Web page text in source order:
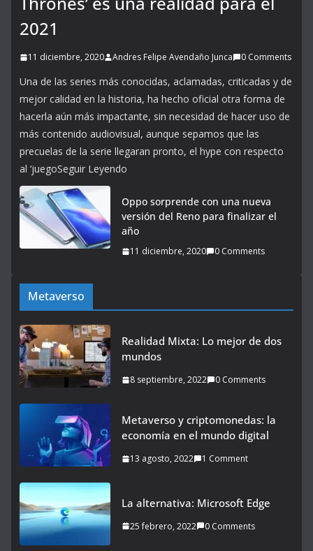
2021
11 diciembre, 2020 Andres Felipe Avendaño Junca 0 Comments
Una de las series más conocidas, aclamadas, criticadas y de
mejor calidad en la historia, ha hecho oficial otra forma de
hacerla aún más impactante, sin necesidad de hacer uso de
más contenido audiovisual, aunque sepamos que las
precuelas de la serie llegaran pronto, el hype con respecto
al ‘juegoSeguir Leyendo
Oppo sorprende con una nueva
versión del Reno para finalizar el
año
11 diciembre, 2020 0 Comments
Metaverso
Realidad Mixta: Lo mejor de dos
mundos
8 septiembre, 2022 0 Comments
Metaverso y criptomonedas: la
economía en el mundo digital
13 agosto, 2022 1 Comment
La alternativa: Microsoft Edge
25 febrero, 2022 0 Comments